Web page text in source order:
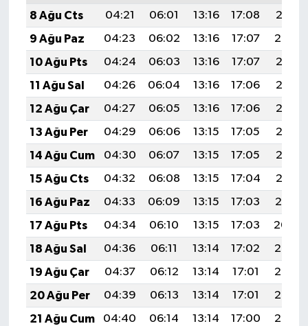
8 Ağu Cts
04:21 06:01 13:16 17:08
20:21
9 Ağu Paz
04:23 06:02 13:16 17:07
20:20
10 Ağu Pts
04:24 06:03 13:16 17:07
20:18
11 Ağu Sal
04:26 06:04 13:16 17:06
20:17
12 Ağu Çar
04:27 06:05 13:16 17:06
20:16
13 Ağu Per
04:29 06:06 13:15 17:05
20:15
14 Ağu Cum
04:30 06:07 13:15 17:05
20:13
15 Ağu Cts
04:32 06:08 13:15 17:04
20:12
16 Ağu Paz
04:33 06:09 13:15 17:03
20:10
17 Ağu Pts
04:34 06:10 13:15 17:03
20:09
18 Ağu Sal
04:36 06:11 13:14 17:02
20:08
19 Ağu Çar
04:37 06:12 13:14 17:01
20:06
20 Ağu Per
04:39 06:13 13:14 17:01
20:05
21 Ağu Cum
04:40 06:14 13:14 17:00
20:03